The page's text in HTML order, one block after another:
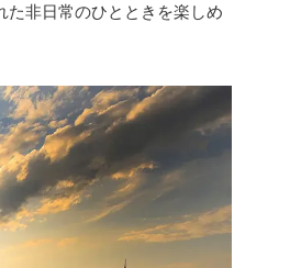
た非日常のひとときを楽しめ